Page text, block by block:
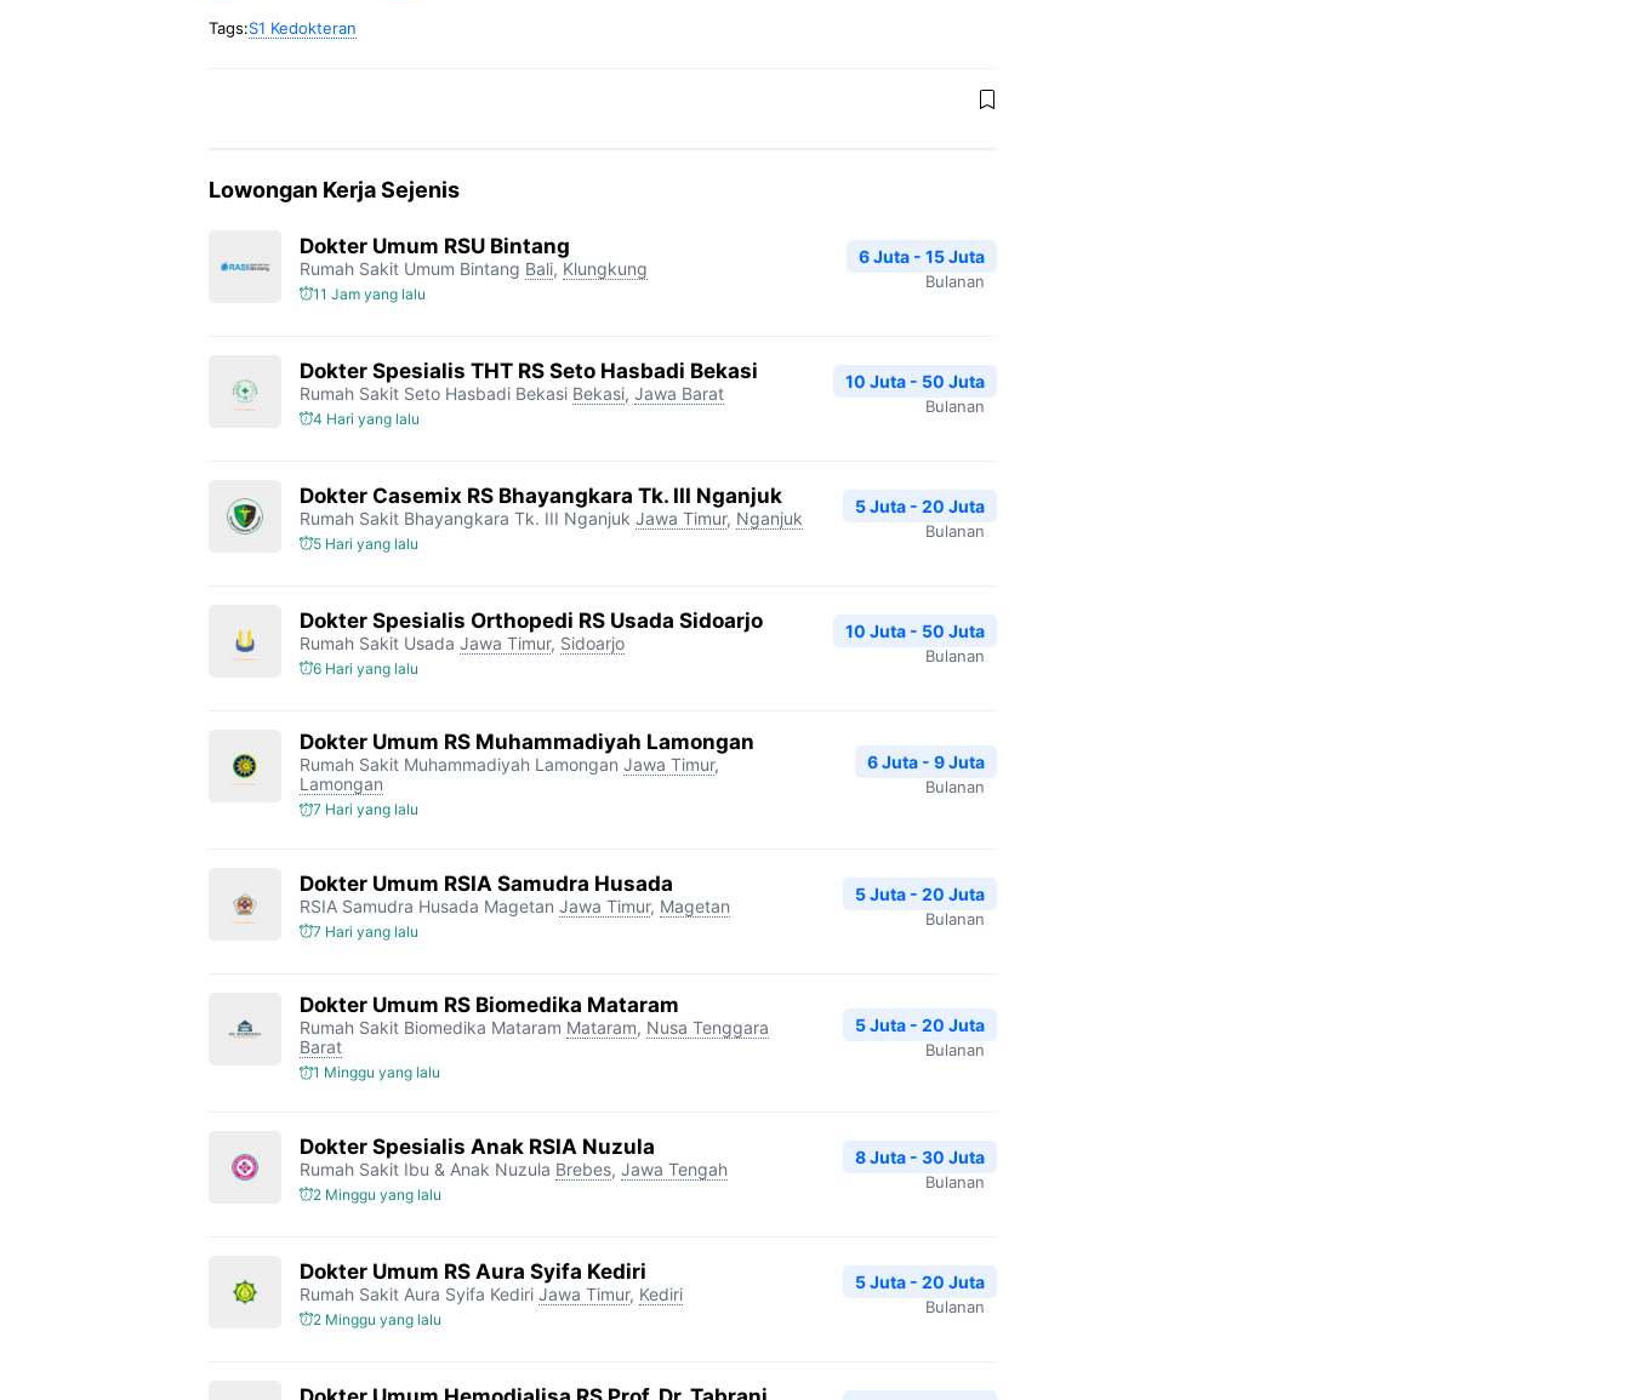
Tags:S1 Kedokteran
Lowongan Kerja Sejenis
Dokter Umum RSU Bintang
Rumah Sakit Umum Bintang Bali, Klungkung
11 Jam yang lalu
6 Juta - 15 Juta
Bulanan
Dokter Spesialis THT RS Seto Hasbadi Bekasi
Rumah Sakit Seto Hasbadi Bekasi Bekasi, Jawa Barat
4 Hari yang lalu
10 Juta - 50 Juta
Bulanan
Dokter Casemix RS Bhayangkara Tk. III Nganjuk
Rumah Sakit Bhayangkara Tk. III Nganjuk Jawa Timur, Nganjuk
5 Hari yang lalu
5 Juta - 20 Juta
Bulanan
Dokter Spesialis Orthopedi RS Usada Sidoarjo
Rumah Sakit Usada Jawa Timur, Sidoarjo
6 Hari yang lalu
10 Juta - 50 Juta
Bulanan
Dokter Umum RS Muhammadiyah Lamongan
Rumah Sakit Muhammadiyah Lamongan Jawa Timur,
Lamongan
7 Hari yang lalu
6 Juta - 9 Juta
Bulanan
Dokter Umum RSIA Samudra Husada
RSIA Samudra Husada Magetan Jawa Timur, Magetan
7 Hari yang lalu
5 Juta - 20 Juta
Bulanan
Dokter Umum RS Biomedika Mataram
Rumah Sakit Biomedika Mataram Mataram, Nusa Tenggara
Barat
1 Minggu yang lalu
5 Juta - 20 Juta
Bulanan
Dokter Spesialis Anak RSIA Nuzula
Rumah Sakit Ibu & Anak Nuzula Brebes, Jawa Tengah
2 Minggu yang lalu
8 Juta - 30 Juta
Bulanan
Dokter Umum RS Aura Syifa Kediri
Rumah Sakit Aura Syifa Kediri Jawa Timur, Kediri
2 Minggu yang lalu
5 Juta - 20 Juta
Bulanan